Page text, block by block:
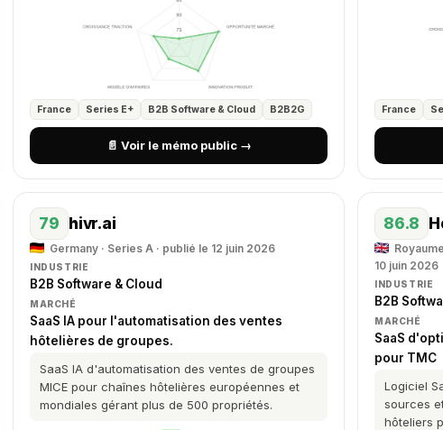
France Series E+ B2B Software & Cloud B2B2G
📄 Voir le mémo public →
France
79 hivr.ai
Germany · Series A · publié le 12 juin 2026
INDUSTRIE
B2B Software & Cloud
MARCHÉ
SaaS IA pour l'automatisation des ventes
hôtelières de groupes.
SaaS IA d'automatisation des ventes de groupes
MICE pour chaînes hôtelières européennes et
mondiales gérant plus de 500 propriétés.
86.8
10 juin 2026
INDUSTRIE
B2B
MARCHÉ
SaaS
pour TMC
Logiciel
sources
hôteliers